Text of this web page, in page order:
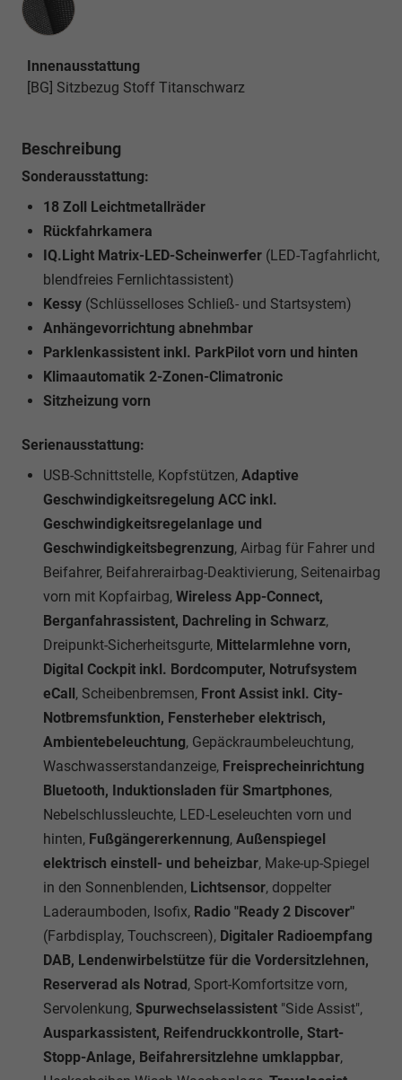
Innenausstattung
[BG] Sitzbezug Stoff Titanschwarz
Beschreibung
Sonderausstattung:
18 Zoll Leichtmetallräder
Rückfahrkamera
IQ.Light Matrix-LED-Scheinwerfer (LED-Tagfahrlicht,
blendfreies Fernlichtassistent)
Kessy (Schlüsselloses Schließ- und Startsystem)
Anhängevorrichtung abnehmbar
Parklenkassistent inkl. ParkPilot vorn und hinten
Klimaautomatik 2-Zonen-Climatronic
Sitzheizung vorn
Serienausstattung:
USB-Schnittstelle, Kopfstützen, Adaptive
Geschwindigkeitsregelung ACC inkl.
Geschwindigkeitsregelanlage und
Geschwindigkeitsbegrenzung, Airbag für Fahrer und
Beifahrer, Beifahrerairbag-Deaktivierung, Seitenairbag
vorn mit Kopfairbag, Wireless App-Connect,
Berganfahrassistent, Dachreling in Schwarz,
Dreipunkt-Sicherheitsgurte, Mittelarmlehne vorn,
Digital Cockpit inkl. Bordcomputer, Notrufsystem
eCall, Scheibenbremsen, Front Assist inkl. City-
Notbremsfunktion, Fensterheber elektrisch,
Ambientebeleuchtung, Gepäckraumbeleuchtung,
Waschwasserstandanzeige, Freisprecheinrichtung
Bluetooth, Induktionsladen für Smartphones,
Nebelschlussleuchte, LED-Leseleuchten vorn und
hinten, Fußgängererkennung, Außenspiegel
elektrisch einstell- und beheizbar, Make-up-Spiegel
in den Sonnenblenden, Lichtsensor, doppelter
Laderaumboden, Isofix, Radio "Ready 2 Discover"
(Farbdisplay, Touchscreen), Digitaler Radioempfang
DAB, Lendenwirbelstütze für die Vordersitzlehnen,
Reserverad als Notrad, Sport-Komfortsitze vorn,
Servolenkung, Spurwechselassistent "Side Assist",
Ausparkassistent, Reifendruckkontrolle, Start-
Stopp-Anlage, Beifahrersitzlehne umklappbar,